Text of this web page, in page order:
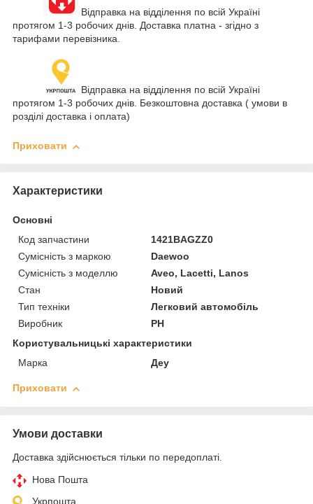
Відправка на відділення по всій Україні
протягом 1-3 робочих днів. Доставка платна - згідно з
тарифами перевізника.
Відправка на відділення по всій Україні
протягом 1-3 робочих днів. Безкоштовна доставка ( умови в
розділі доставка і оплата)
Приховати
Характеристики
Основні
Код запчастини
1421BAGZZ0
Сумісність з маркою
Daewoo
Сумісність з моделлю
Aveo, Lacetti, Lanos
Стан
Новий
Тип техніки
Легковий автомобіль
Виробник
PH
Користувальницькі характеристики
Марка
Деу
Приховати
Умови доставки
Доставка здійснюється тільки по передоплаті.
Нова Пошта
Укрпошта